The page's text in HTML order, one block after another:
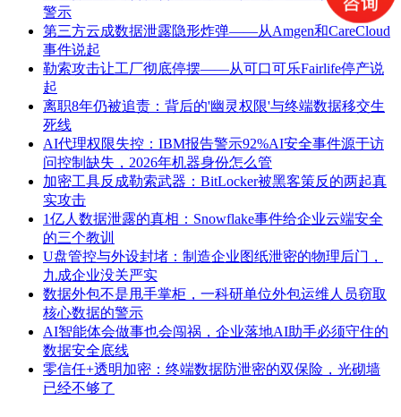
警示
第三方云成数据泄露隐形炸弹——从Amgen和CareCloud
事件说起
勒索攻击让工厂彻底停摆——从可口可乐Fairlife停产说
起
离职8年仍被追责：背后的'幽灵权限'与终端数据移交生
死线
AI代理权限失控：IBM报告警示92%AI安全事件源于访
问控制缺失，2026年机器身份怎么管
加密工具反成勒索武器：BitLocker被黑客策反的两起真
实攻击
1亿人数据泄露的真相：Snowflake事件给企业云端安全
的三个教训
U盘管控与外设封堵：制造企业图纸泄密的物理后门，
九成企业没关严实
数据外包不是甩手掌柜，一科研单位外包运维人员窃取
核心数据的警示
AI智能体会做事也会闯祸，企业落地AI助手必须守住的
数据安全底线
零信任+透明加密：终端数据防泄密的双保险，光砌墙
已经不够了